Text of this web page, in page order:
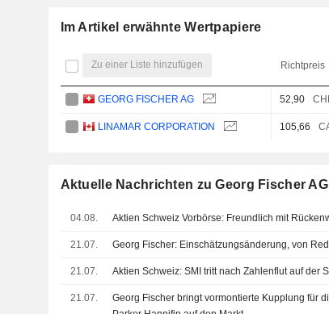
Im Artikel erwähnte Wertpapiere
Zu einer Liste hinzufügen Richtpreis
GEORG FISCHER AG 52,90
LINAMAR CORPORATION 105,66
Aktuelle Nachrichten zu Georg Fischer AG
04.08. Aktien Schweiz Vorbörse: Freundlich mit
21.07. Georg Fischer: Einschätzungsänderung, von
21.07. Aktien Schweiz: SMI tritt nach Zahlenflut auf der
21.07.
Georg Fischer bringt vormontierte Kupplung für